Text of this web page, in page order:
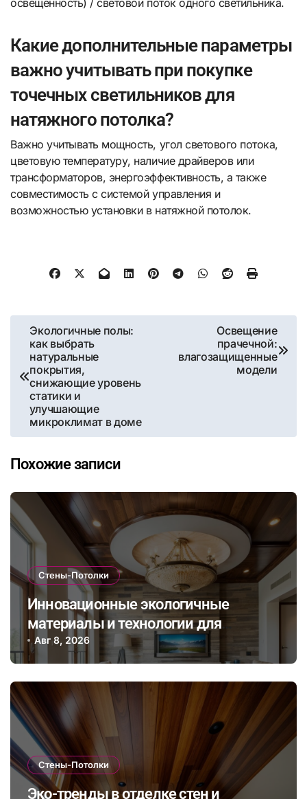
Какие дополнительные параметры
важно учитывать при покупке
точечных светильников для
натяжного потолка?
Важно учитывать мощность, угол светового потока,
цветовую температуру, наличие драйверов или
трансформаторов, энергоэффективность, а также
совместимость с системой управления и
возможностью установки в натяжной потолок.
Навигация
записям
Экологичные полы:
как выбрать
натуральные
покрытия,
снижающие уровень
статики и
улучшающие
микроклимат в доме
Освещение
прачечной:
влагозащищенные
модели
Похожие записи
Стены-Потолки
Инновационные экологичные
материалы и технологии для
стильной и долговечной отделки
стен и потолков
Авг 8, 2026
Стены-Потолки
Эко-тренды в отделке стен и